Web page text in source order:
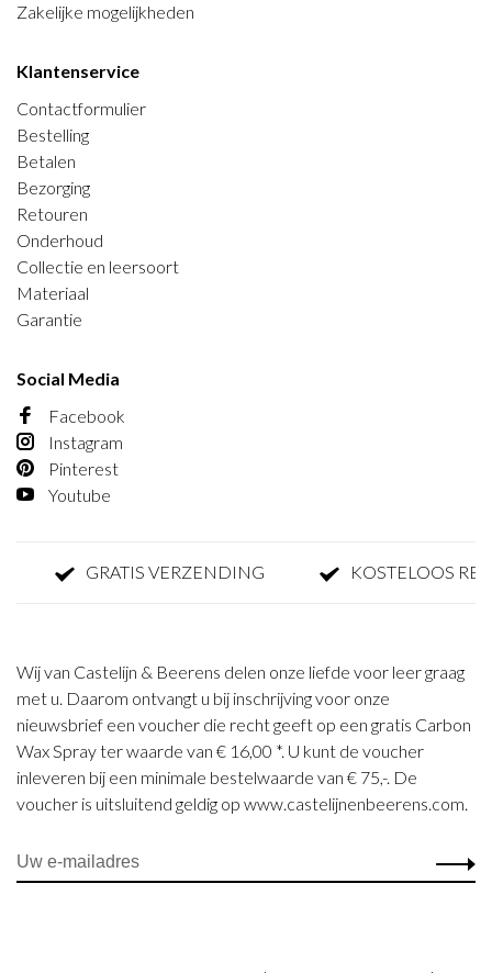
Zakelijke mogelijkheden
Klantenservice
Contactformulier
Bestelling
Betalen
Bezorging
Retouren
Onderhoud
Collectie en leersoort
Materiaal
Garantie
Social Media
Facebook
Instagram
Pinterest
Youtube
GRATIS VERZENDING KOSTELOOS
Wij van Castelijn & Beerens delen onze liefde voor leer graag
met u. Daarom ontvangt u bij inschrijving voor onze
nieuwsbrief een voucher die recht geeft op een gratis Carbon
Wax Spray ter waarde van € 16,00 *. U kunt de voucher
inleveren bij een minimale bestelwaarde van € 75,-. De
voucher is uitsluitend geldig op www.castelijnenbeerens.com.